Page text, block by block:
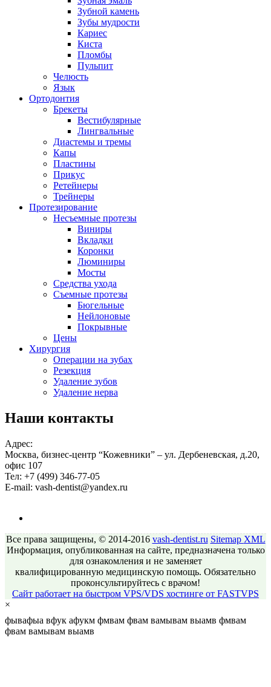
Зубной камень
Зубы мудрости
Кариес
Киста
Пломбы
Пульпит
Челюсть
Язык
Ортодонтия
Брекеты
Вестибулярные
Лингвальные
Диастемы и тремы
Капы
Пластины
Прикус
Ретейнеры
Трейнеры
Протезирование
Несъемные протезы
Виниры
Вкладки
Коронки
Люминиры
Мосты
Средства ухода
Съемные протезы
Бюгельные
Нейлоновые
Покрывные
Цены
Хирургия
Операции на зубах
Резекция
Удаление зубов
Удаление нерва
Наши контакты
Адрес:
Москва, бизнес-центр “Кожевники” – ул. Дербеневская, д.20,
офис 107
Тел: +7 (499) 346-77-05
E-mail: vash-dentist@yandex.ru
Все права защищены, © 2014-2016 vash-dentist.ru Sitemap XML
Информация, опубликованная на сайте, предназначена только
для ознакомления и не заменяет
квалифицированную медицинскую помощь. Обязательно
проконсультируйтесь с врачом!
Сайт работает на быстром VPS/VDS хостинге от FASTVPS
×
фывафыа вфук афукм фмвам фвам вамывам выамв фмвам
фвам вамывам выамв